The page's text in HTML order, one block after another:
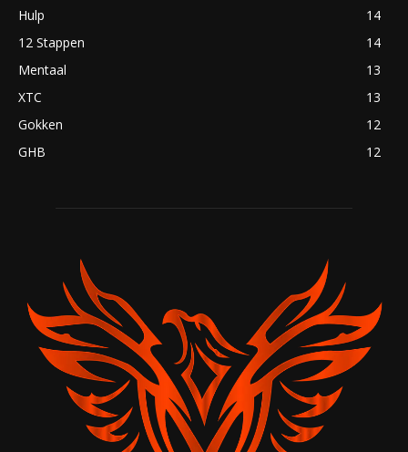
Hulp
14
12 Stappen
14
Mentaal
13
XTC
13
Gokken
12
GHB
12